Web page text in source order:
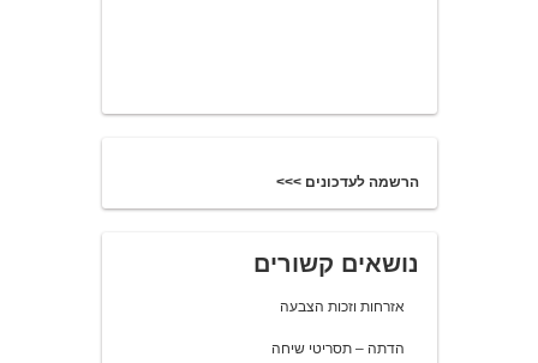
הרשמה לעדכונים >>>
נושאים קשורים
אזרחות וזכות הצבעה
הדתה – תסריטי שיחה